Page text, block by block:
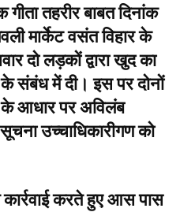
गीता तहरीर बाबत दिनांक
मार्केट वसंत विहार के
दो लड़कों द्वारा खुद का
संबंध में दी। इस पर दोनों
के आधार पर अविलंब
उच्चाधिकारीगण को
करते हुए आस पास